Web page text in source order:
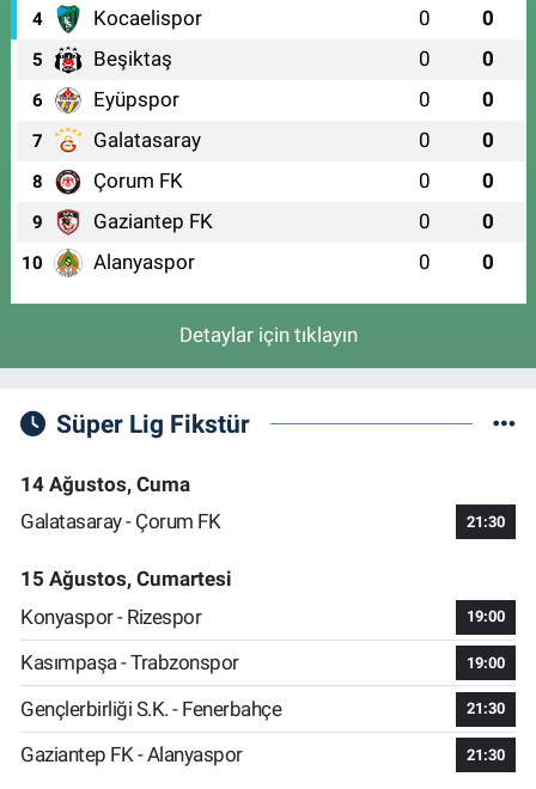
0 (224) 251 33 44
4 Kocaelispor 0 0
5 Beşiktaş 0 0
6 Eyüpspor 0 0
7 Galatasaray 0 0
8 Çorum FK 0 0
9 Gaziantep FK 0 0
10 Alanyaspor 0 0
Detaylar için tıklayın
Süper Lig Fikstür
14 Ağustos, Cuma
Galatasaray - Çorum FK
21:30
15 Ağustos, Cumartesi
Konyaspor - Rizespor
19:00
Kasımpaşa - Trabzonspor 19:00
Gençlerbirliği S.K. - Fenerbahçe 21:30
Gaziantep FK - Alanyaspor 21:30